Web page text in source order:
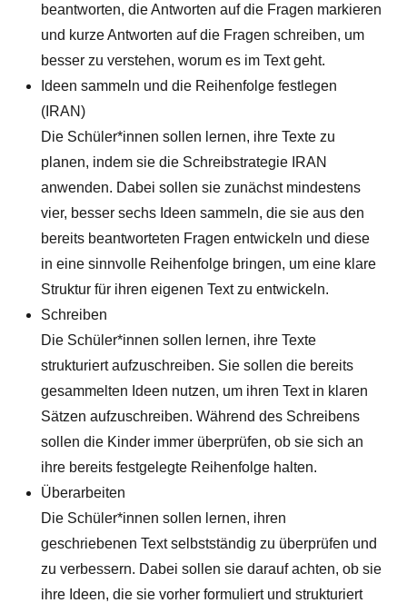
beantworten, die Antworten auf die Fragen markieren
und kurze Antworten auf die Fragen schreiben, um
besser zu verstehen, worum es im Text geht.
Ideen sammeln und die Reihenfolge festlegen
(IRAN)
Die Schüler*innen sollen lernen, ihre Texte zu
planen, indem sie die Schreibstrategie IRAN
anwenden. Dabei sollen sie zunächst mindestens
vier, besser sechs Ideen sammeln, die sie aus den
bereits beantworteten Fragen entwickeln und diese
in eine sinnvolle Reihenfolge bringen, um eine klare
Struktur für ihren eigenen Text zu entwickeln.
Schreiben
Die Schüler*innen sollen lernen, ihre Texte
strukturiert aufzuschreiben. Sie sollen die bereits
gesammelten Ideen nutzen, um ihren Text in klaren
Sätzen aufzuschreiben. Während des Schreibens
sollen die Kinder immer überprüfen, ob sie sich an
ihre bereits festgelegte Reihenfolge halten.
Überarbeiten
Die Schüler*innen sollen lernen, ihren
geschriebenen Text selbstständig zu überprüfen und
zu verbessern. Dabei sollen sie darauf achten, ob sie
ihre Ideen, die sie vorher formuliert und strukturiert